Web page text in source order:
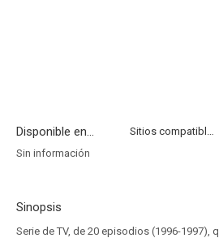
Disponible en...
Sitios compatibles
Sin información
Sinopsis
Serie de TV, de 20 episodios (1996-1997),